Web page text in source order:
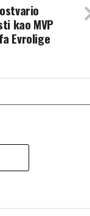
kao MVP
Evrolige